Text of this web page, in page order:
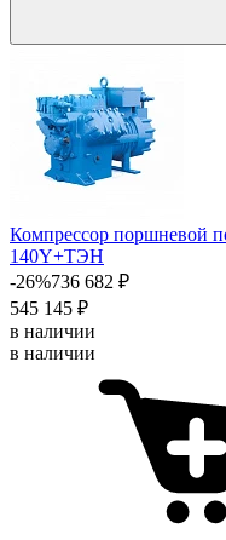
Компрессор поршневой
140Y+ТЭН
-26%736 682 ₽
545 145 ₽
в наличии
в наличии